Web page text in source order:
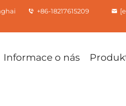
+86-18217615209
Informace o nás